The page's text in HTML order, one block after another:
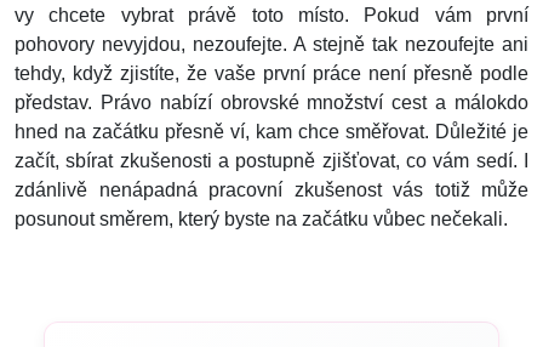
vy chcete vybrat právě toto místo. Pokud vám první
pohovory nevyjdou, nezoufejte. A stejně tak nezoufejte ani
tehdy, když zjistíte, že vaše první práce není přesně podle
představ. Právo nabízí obrovské množství cest a málokdo
hned na začátku přesně ví, kam chce směřovat. Důležité je
začít, sbírat zkušenosti a postupně zjišťovat, co vám sedí. I
zdánlivě nenápadná pracovní zkušenost vás totiž může
posunout směrem, který byste na začátku vůbec nečekali.